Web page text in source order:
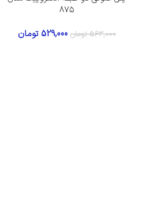
۸۷۵
563,000 تومان 529,000 تومان